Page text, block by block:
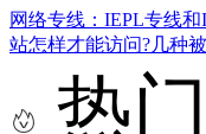
网络专线：IEPL专线
站怎样才能访问?几种
热